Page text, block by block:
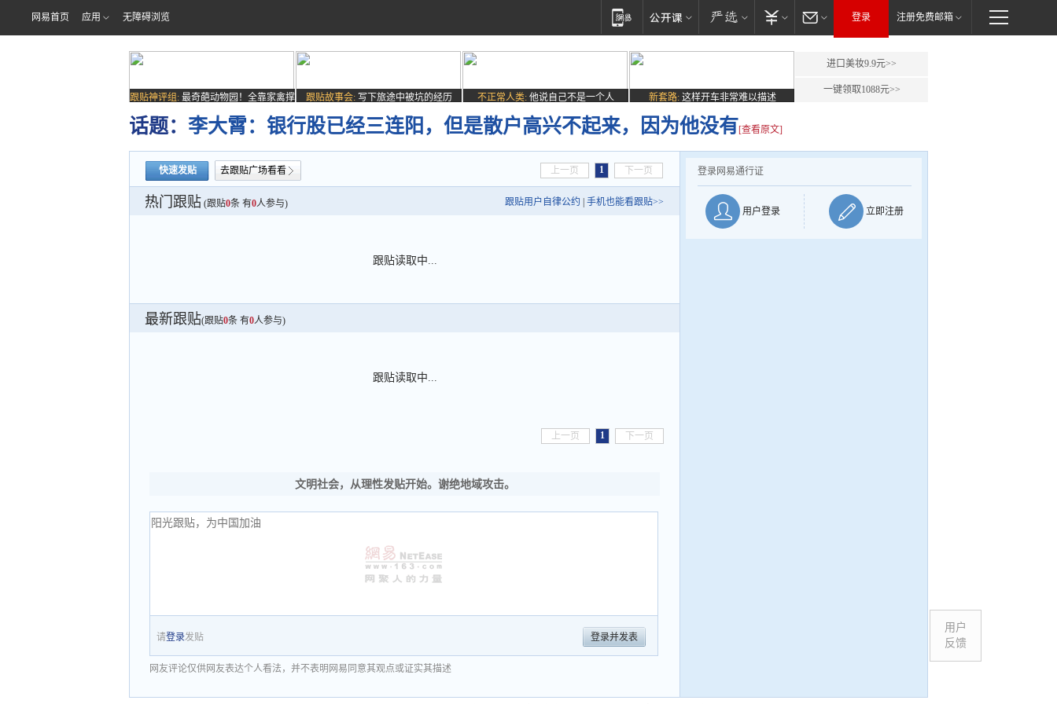
网易首页 应用 无障碍浏览 登录 注册免费邮箱
跟贴神评组: 最奇葩动物园！全靠家禽撑
场子
跟贴故事会: 写下旅途中被坑的经历 不正常人类: 他说自己不是一个人 新套路: 这样开车非常难以描述
进口美妆9.9元>>
一键领取1088元>>
话题： 李大霄：银行股已经三连阳，但是散户高兴不起来，因为他没有[查看原文]
快速发贴 去跟贴广场看看 上一页 1 下一页
热门跟贴 (跟贴0条 有0人参与) 跟贴用户自律公约 手机也能看跟贴>>
跟贴读取中...
最新跟贴(跟贴0条 有0人参与)
跟贴读取中...
上一页 1 下一页
文明社会，从理性发贴开始。谢绝地域攻击。
请登录发贴 登录并发表
网友评论仅供网友表达个人看法，并不表明网易同意其观点或证实其描述
登录网易通行证
用户登录 立即注册
用户
反馈